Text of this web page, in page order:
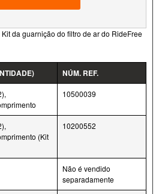
da guarnição do filtro de ar do RideFree
NÚM. REF.
10500039
(Kit
10200552
Não é vendido
separadamente